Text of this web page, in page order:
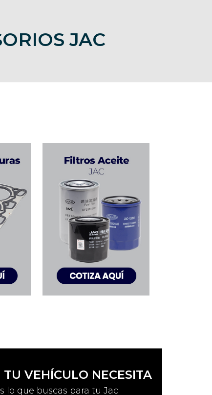
JAC
VEHÍCULO NECESITA
lo que buscas para tu Jac